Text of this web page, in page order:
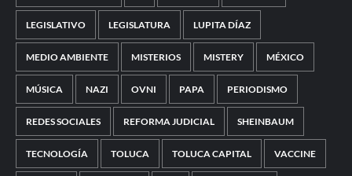
LEGISLATIVO LEGISLATURA LUPITA DÍAZ
MEDIO AMBIENTE MISTERIOS MISTERY MÉXICO
MÚSICA NAZI OVNI PAPA PERIODISMO
REDES SOCIALES REFORMA JUDICIAL SHEINBAUM
TECNOLOGÍA TOLUCA TOLUCA CAPITAL VACCINE